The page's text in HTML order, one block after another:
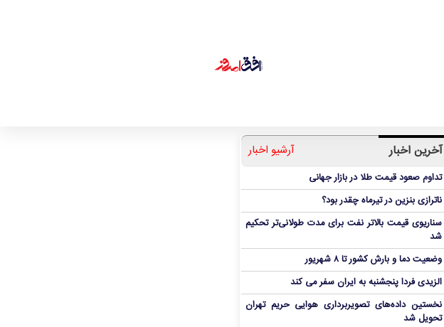
آخرین اخبار آرشیو اخبار
تداوم صعود قیمت طلا در بازار جهانی
ناترازی بنزین در تیرماه چقدر بود؟
سناریوی قیمت بالاتر نفت برای مدت طولانی‌تر تحکیم
شد
وضعیت دما و بارش کشور تا ۸ شهریور
الزیدی فردا پنجشنبه به ایران سفر می کند
نخستین داده‌های تصویربرداری هوایی حریم تهران
تحویل شد